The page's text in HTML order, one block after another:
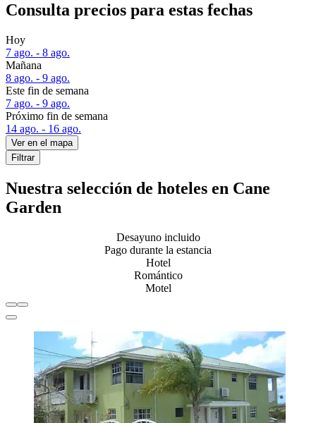
Consulta precios para estas fechas
Hoy
7 ago. - 8 ago.
Mañana
8 ago. - 9 ago.
Este fin de semana
7 ago. - 9 ago.
Próximo fin de semana
14 ago. - 16 ago.
Ver en el mapa
Filtrar
Nuestra selección de hoteles en Cane
Garden
Desayuno incluido
Pago durante la estancia
Hotel
Romántico
Motel